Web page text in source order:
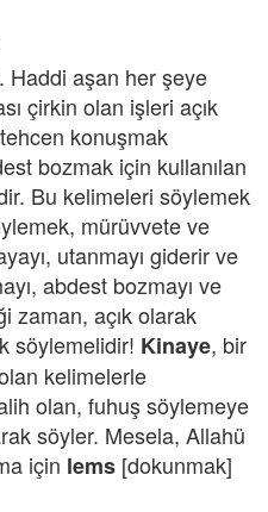
Haddi aşan her şeye
çirkin olan işleri açık
konuşmak
bozmak için kullanılan
Bu kelimeleri söylemek
mürüvvete ve
utanmayı giderir ve
abdest bozmayı ve
zaman, açık olarak
söylemelidir! Kinaye, bir
kelimelerle
olan, fuhuş söylemeye
söyler. Mesela, Allahü
için lems [dokunmak]